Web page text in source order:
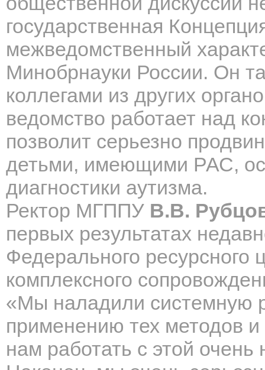
государственная
межведомственный
Минобрнауки России. Он
коллегами из других
ведомство работает над
позволит серьезно
детьми, имеющими РАС,
диагностики аутизма.
Ректор МГППУ В.В.
первых результатах
Федерального ресурсного
комплексного
«Мы наладили системную
применению тех методов
нам работать с этой очень